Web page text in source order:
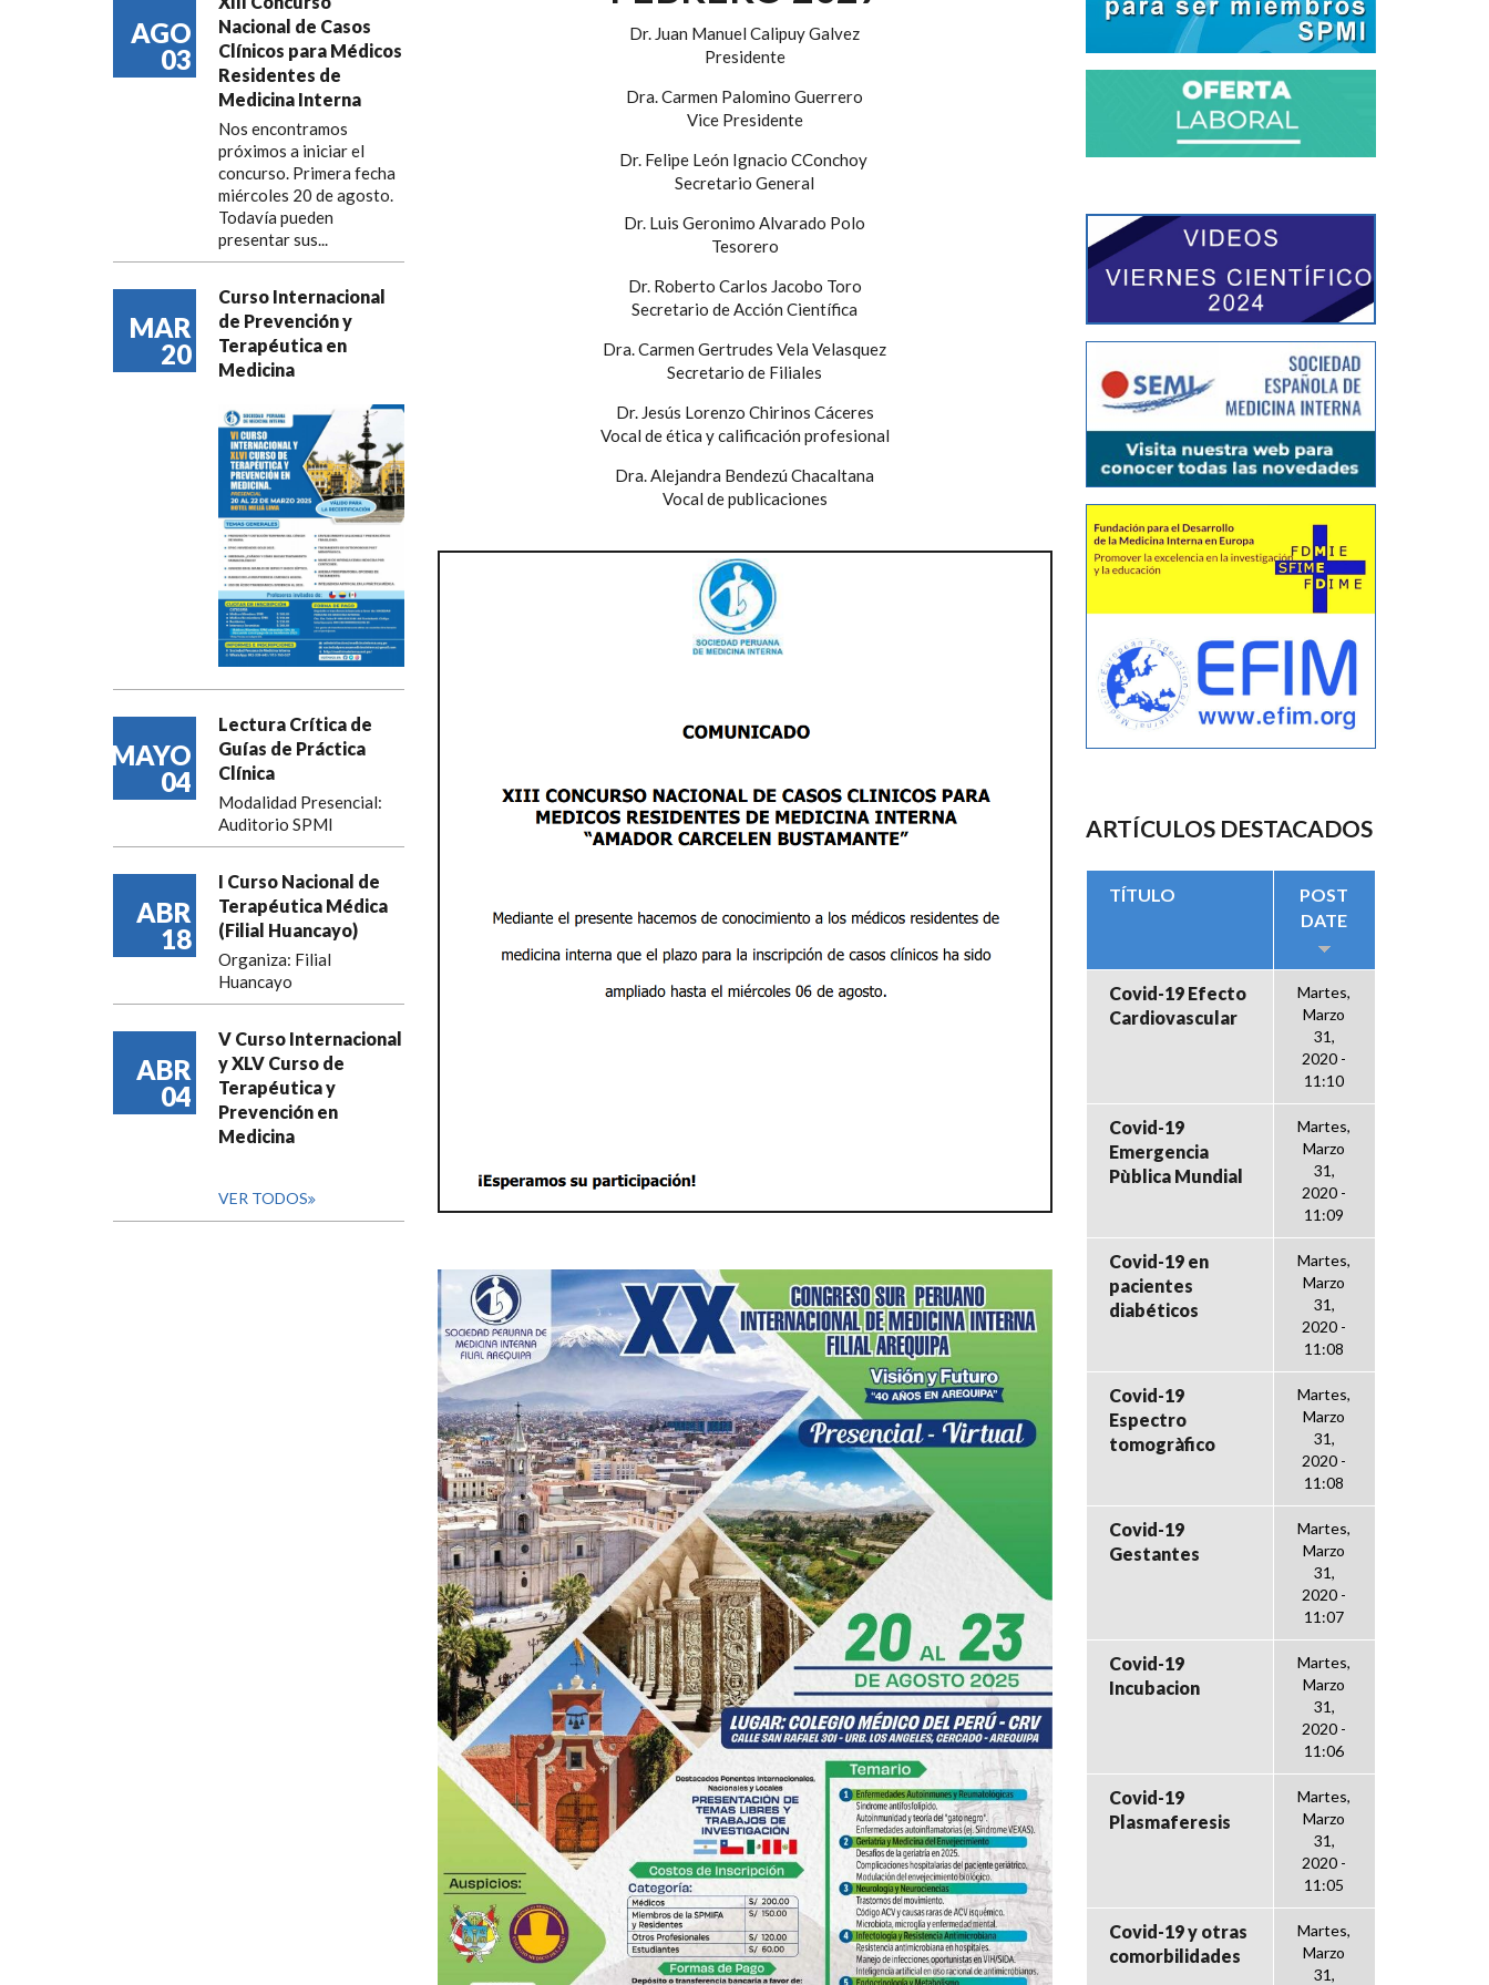
AGO
03
Nacional de Casos
Clínicos para Médicos
Residentes de
Medicina Interna
Nos encontramos
próximos a iniciar el
concurso. Primera fecha
miércoles 20 de agosto.
Todavía pueden
presentar sus...
MAR
20
Curso Internacional
de Prevención y
Terapéutica en
Medicina
MAYO
04
Lectura Crítica de
Guías de Práctica
Clínica
Modalidad Presencial:
Auditorio SPMI
ABR
18
I Curso Nacional de
Terapéutica Médica
(Filial Huancayo)
Organiza: Filial
Huancayo
ABR
04
V Curso Internacional
y XLV Curso de
Terapéutica y
Prevención en
Medicina
VER TODOS
Dr. Juan Manuel Calipuy Galvez
Presidente
Dra. Carmen Palomino Guerrero
Vice Presidente
Dr. Felipe León Ignacio CConchoy
Secretario General
Dr. Luis Geronimo Alvarado Polo
Tesorero
Dr. Roberto Carlos Jacobo Toro
Secretario de Acción Científica
Dra. Carmen Gertrudes Vela Velasquez
Secretario de Filiales
Dr. Jesús Lorenzo Chirinos Cáceres
Vocal de ética y calificación profesional
Dra. Alejandra Bendezú Chacaltana
Vocal de publicaciones
ARTÍCULOS DESTACADOS
TÍTULO
POST
DATE
Covid-19 Efecto
Cardiovascular
Martes,
Marzo
31,
2020 -
11:10
Covid-19
Emergencia
Pùblica Mundial
Martes,
Marzo
31,
2020 -
11:09
Covid-19 en
pacientes
diabéticos
Martes,
Marzo
31,
2020 -
11:08
Covid-19
Espectro
tomogràfico
Martes,
Marzo
31,
2020 -
11:08
Covid-19
Gestantes
Martes,
Marzo
31,
2020 -
11:07
Covid-19
Incubacion
Martes,
Marzo
31,
2020 -
11:06
Covid-19
Plasmaferesis
Martes,
Marzo
31,
2020 -
11:05
Covid-19 y otras
comorbilidades
Martes,
Marzo
31,